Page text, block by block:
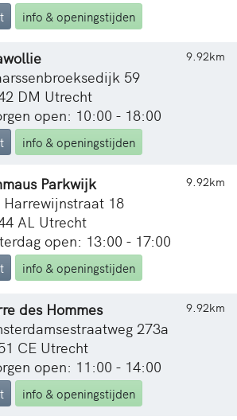
info & openingstijden
9.92km
59
DM Utrecht
open: 10:00 - 18:00
info & openingstijden
9.92km
Parkwijk
Harrewijnstraat 18
AL Utrecht
open: 13:00 - 17:00
info & openingstijden
9.92km
des Hommes
273a
CE Utrecht
open: 11:00 - 14:00
info & openingstijden